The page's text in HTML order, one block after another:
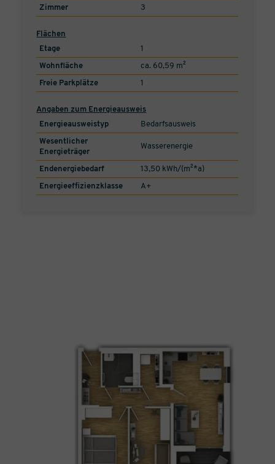
Zimmer 3
Flächen
Etage
1
Wohnfläche ca. 60,59 m²
Freie Parkplätze 1
Angaben zum Energieausweis
Energieausweistyp
Bedarfsausweis
Wesentlicher
Energieträger
Wasserenergie
Endenergiebedarf 13,50 kWh/(m²*a)
Energieeffizienzklasse A+